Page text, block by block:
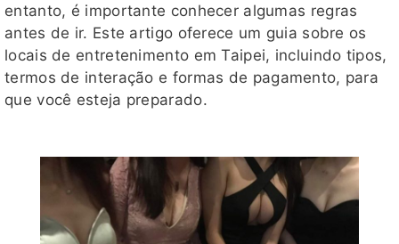
entanto, é importante conhecer algumas regras
antes de ir. Este artigo oferece um guia sobre os
locais de entretenimento em Taipei, incluindo tipos,
termos de interação e formas de pagamento, para
que você esteja preparado.